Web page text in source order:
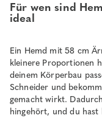
Für wen sind
ideal
Ein Hemd mit 58 cm
kleinere Proportionen
deinem Körperbau
Schneider und
gemacht wirkt.
hingehört, und du hast